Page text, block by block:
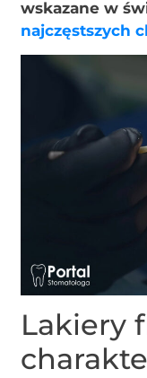
wskazane w
najczęstszych
Lakiery